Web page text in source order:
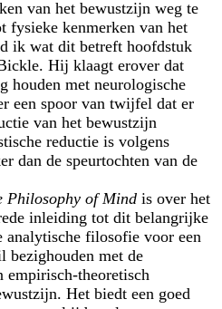
van het bewustzijn weg te
fysieke kenmerken van het
ik wat dit betreft hoofdstuk
Hij klaagt erover dat
houden met neurologische
een spoor van twijfel dat er
van het bewustzijn
reductie is volgens
dan de speurtochten van de
Philosophy of Mind is over het
inleiding tot dit belangrijke
analytische filosofie voor een
bezighouden met de
empirisch-theoretisch
Het biedt een goed